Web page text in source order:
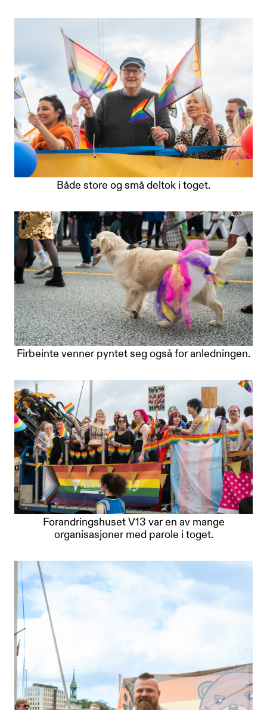
Både store og små deltok i toget.
Firbeinte venner pyntet seg også for anledningen.
Forandringshuset V13 var en av mange
organisasjoner med parole i toget.